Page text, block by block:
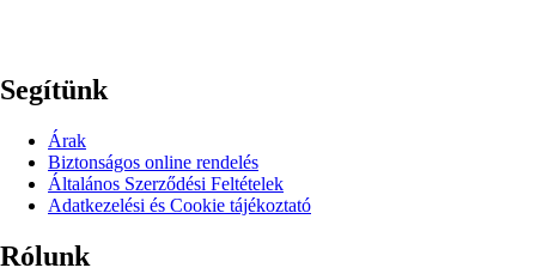
Segítünk
Árak
Biztonságos online rendelés
Általános Szerződési Feltételek
Adatkezelési és Cookie tájékoztató
Rólunk